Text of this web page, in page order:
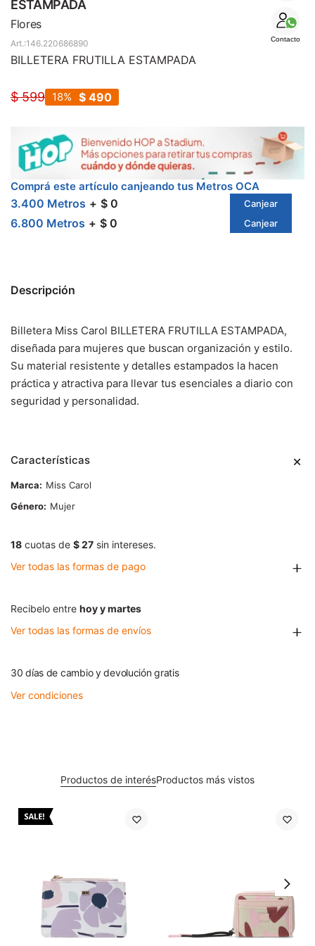
ESTAMPADA
Flores
Contacto
146.220686890
BILLETERA FRUTILLA ESTAMPADA
$ 599 $ 490
18
Comprá este artículo canjeando tus Metros OCA
3.400 Metros $ 0 Canjear
6.800 Metros $ 0 Canjear
Descripción
Billetera Miss Carol BILLETERA FRUTILLA ESTAMPADA,
diseñada para mujeres que buscan organización y estilo.
Su material resistente y detalles estampados la hacen
práctica y atractiva para llevar tus esenciales a diario con
seguridad y personalidad.
Características
Marca
Miss Carol
Género
Mujer
18 cuotas de $ 27 sin intereses.
Ver todas las formas de pago
Recibelo entre hoy y martes
Ver todas las formas de envíos
30 días de cambio y devolución gratis
Ver condiciones
Productos de interésProductos más vistos